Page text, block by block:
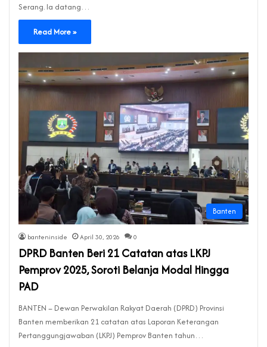
Serang. Ia datang…
Read More »
Banten
banteninside April 30, 2026 0
DPRD Banten Beri 21 Catatan atas LKPJ
Pemprov 2025, Soroti Belanja Modal Hingga
PAD
BANTEN – Dewan Perwakilan Rakyat Daerah (DPRD) Provinsi
Banten memberikan 21 catatan atas Laporan Keterangan
Pertanggungjawaban (LKPJ) Pemprov Banten tahun…